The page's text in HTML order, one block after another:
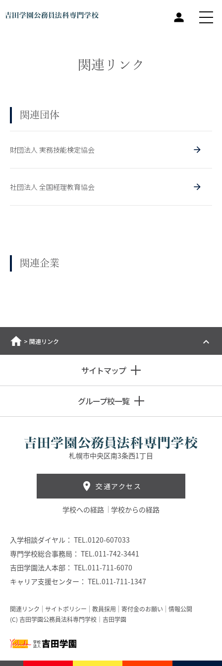
関連リンク
関連団体
財団法人 実務技能検定協会
社団法人 全国経理教育協会
関連企業
ホーム
> 関連リンク
サイトマップ
グループ校一覧
札幌市中央区南3条西1丁目
交通アクセス
学校への経路 学校からの経路
入学相談ダイヤル： TEL.0120-607033
専門学校総合事務局： TEL.011-742-3441
吉田学園法人本部： TEL.011-711-6070
キャリア支援センター： TEL.011-711-1347
関連リンク サイトポリシー 教員採用 寄付金のお願い
情報公開
(C) 吉田学園公務員法科専門学校｜吉田学園